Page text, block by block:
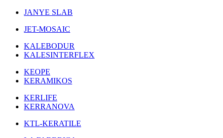
JANYE SLAB
JET-MOSAIC
KALEBODUR
KALESINTERFLEX
KEOPE
KERAMIKOS
KERLIFE
KERRANOVA
KTL-KERATILE